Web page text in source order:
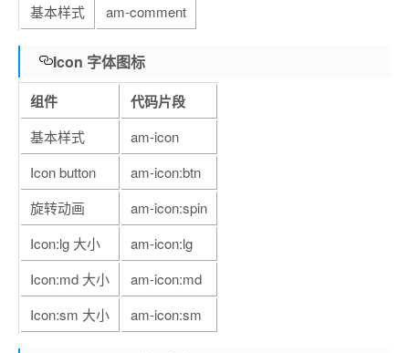
基本样式 am-comment
Icon 字体图标
组件 代码片段
基本样式
am-icon
Icon button
am-icon:btn
旋转动画
am-icon:spin
Icon:lg 大小
am-icon:lg
Icon:md 大小
am-icon:md
Icon:sm 大小
am-icon:sm